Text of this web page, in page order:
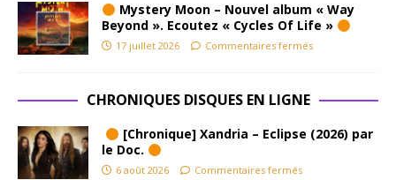
Mystery Moon – Nouvel album « Way
Beyond ». Ecoutez « Cycles Of Life »
17 juillet 2026 Commentaires fermés
CHRONIQUES DISQUES EN LIGNE
[Chronique] Xandria – Eclipse (2026) par
le Doc.
6 août 2026 Commentaires fermés